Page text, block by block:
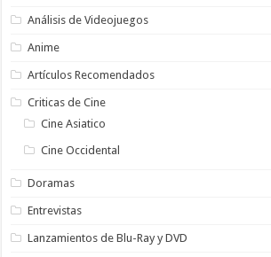
Análisis de Videojuegos
Anime
Artículos Recomendados
Criticas de Cine
Cine Asiatico
Cine Occidental
Doramas
Entrevistas
Lanzamientos de Blu-Ray y DVD